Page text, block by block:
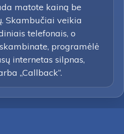
matote kainą be
Skambučiai veikia
telefonais, o
programėlė
internetas silpnas,
„Callback“.